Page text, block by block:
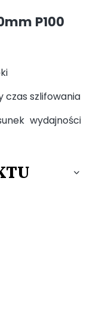
P100
czas szlifowania
wydajności